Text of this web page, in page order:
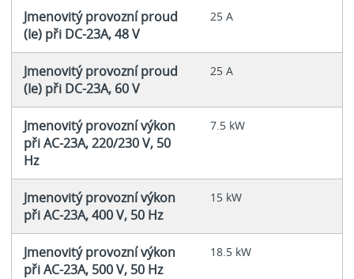
Jmenovitý provozní proud
(Ie) při DC-23A, 48 V
25 A
Jmenovitý provozní proud
(Ie) při DC-23A, 60 V
25 A
Jmenovitý provozní výkon
při AC-23A, 220/230 V, 50
Hz
7.5 kW
Jmenovitý provozní výkon
při AC-23A, 400 V, 50 Hz
15 kW
Jmenovitý provozní výkon
při AC-23A, 500 V, 50 Hz
18.5 kW